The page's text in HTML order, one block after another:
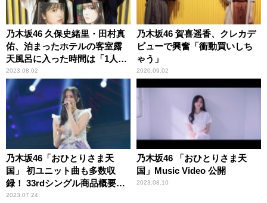
乃木坂46 久保史緒里・田村真
佑、泊まったホテルの客室露
天風呂に入った時間は「1人3
分」
2023.08.02
乃木坂46 賀喜遥香、クレカデ
ビューで興奮「衝動買いしち
ゃう」
2020.09.02
乃木坂46「おひとりさま天
国」 初ユニット曲も多数収
録！ 33rdシングル商品概要が
発表
2023.07.24
乃木坂46 「おひとりさま天
国」Music Video 公開
2023.08.10